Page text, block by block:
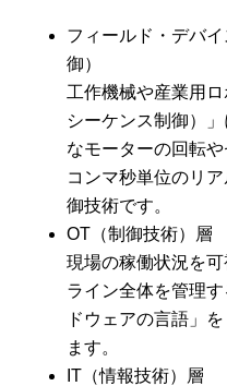
フィールド・デバ
御）
工作機械や産業用
シーケンス制御）
なモーターの回転や
コンマ秒単位のリ
御技術です。
OT（制御技術）層
現場の稼働状況を
ライン全体を管理
ドウェアの言語」
ます。
IT（情報技術）層